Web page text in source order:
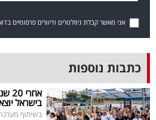
אני מאשר קבלת ניוזלטרים ודיוורים פרסומיים
כתבות נוספות
בישראל
בשיתוף